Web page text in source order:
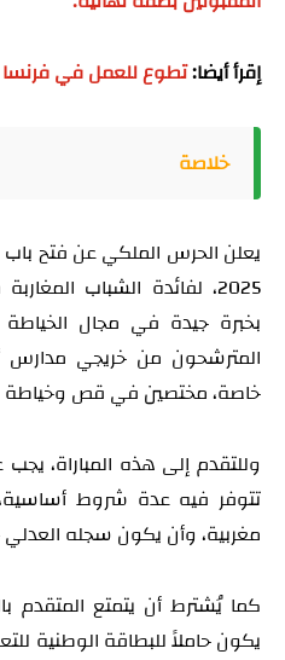
إقرأ أيضا:تطوع للعمل في فرنسا
خلاصة
يعلن الحرس الملكي عن فتح باب
2025، لفائدة الشباب
بخبرة جيدة في مجال
المترشحون من خريجي مدارس
خاصة، مختصين في قص وخياطة
وللتقدم إلى هذه المباراة،
تتوفر فيه عدة شروط
مغربية، وأن يكون سجله العدلي
كما يُشترط أن يتمتع المتقدم